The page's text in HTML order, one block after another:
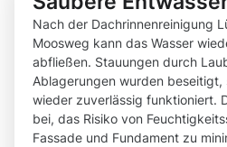
Nach der Dachrinnenreinigung
Moosweg kann das Wasser
abfließen. Stauungen durch
Ablagerungen wurden beseitigt,
wieder zuverlässig funktioniert.
bei, das Risiko von
Fassade und Fundament zu